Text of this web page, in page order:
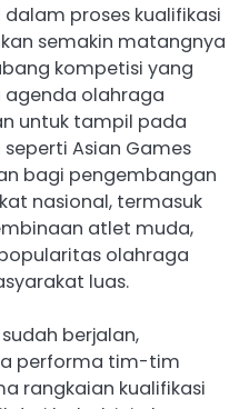
proses kualifikasi
semakin matangnya
kompetisi yang
agenda olahraga
untuk tampil pada
Asian Games
bagi pengembangan
nasional, termasuk
atlet muda,
olahraga
luas.
berjalan,
performa tim-tim
rangkaian kualifikasi